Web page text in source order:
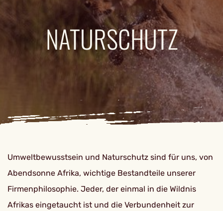
NATURSCHUTZ
Umweltbewusstsein und Naturschutz sind für uns, von
Abendsonne Afrika, wichtige Bestandteile unserer
Firmenphilosophie. Jeder, der einmal in die Wildnis
Afrikas eingetaucht ist und die Verbundenheit zur